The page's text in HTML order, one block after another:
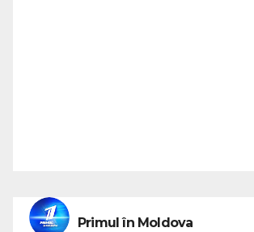
Primul în Moldova